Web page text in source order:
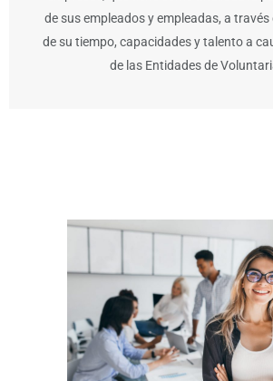
de sus empleados y empleadas, a través
de su tiempo, capacidades y talento a
de las Entidades de